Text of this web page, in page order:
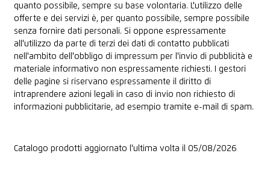
quanto possibile, sempre su base volontaria. L'utilizzo delle
offerte e dei servizi è, per quanto possibile, sempre possibile
senza fornire dati personali. Si oppone espressamente
all'utilizzo da parte di terzi dei dati di contatto pubblicati
nell'ambito dell'obbligo di impressum per l'invio di pubblicità e
materiale informativo non espressamente richiesti. I gestori
delle pagine si riservano espressamente il diritto di
intraprendere azioni legali in caso di invio non richiesto di
informazioni pubblicitarie, ad esempio tramite e-mail di spam.
Catalogo prodotti aggiornato l'ultima volta il 05/08/2026